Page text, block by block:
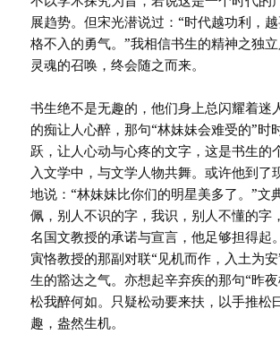
展趋势。但宋光潜说过：“时代越功利，
格不入的勇气。”我相信书生的精神之独立
灵魂的召唤，终会随之而来。
书生绝不是无趣的，他们身上总闪耀着迷
的痴让人心醉，那句“林妹妹会难受的”时
跃，让人心动与心疼的文字，这是书生的
入文学中，与文学人物共舞。或许他到了
地说：“林妹妹比你们的明星美多了。”文
佩，别人不识的字，我识，别人不懂的字
名国文教授的承诺与宣言，他足够担得起
寅恪教授的那副对联“见机而作，入土为
生的豁达之气。亦想起辛弃疾的那句“昨
松我醉何如。只疑松动要来扶，以手推松
趣，盎然生机。